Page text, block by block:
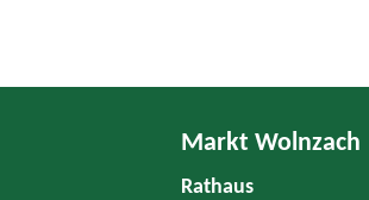
Markt Wolnzach
Rathaus